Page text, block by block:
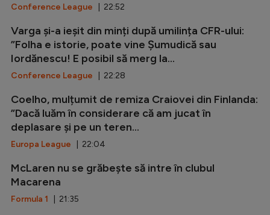
Conference League | 22:52
Varga și-a ieșit din minți după umilința CFR-ului:
”Folha e istorie, poate vine Șumudică sau
Iordănescu! E posibil să merg la...
Conference League | 22:28
Coelho, mulțumit de remiza Craiovei din Finlanda:
”Dacă luăm în considerare că am jucat în
deplasare și pe un teren...
Europa League | 22:04
McLaren nu se grăbește să intre în clubul
Macarena
Formula 1 | 21:35